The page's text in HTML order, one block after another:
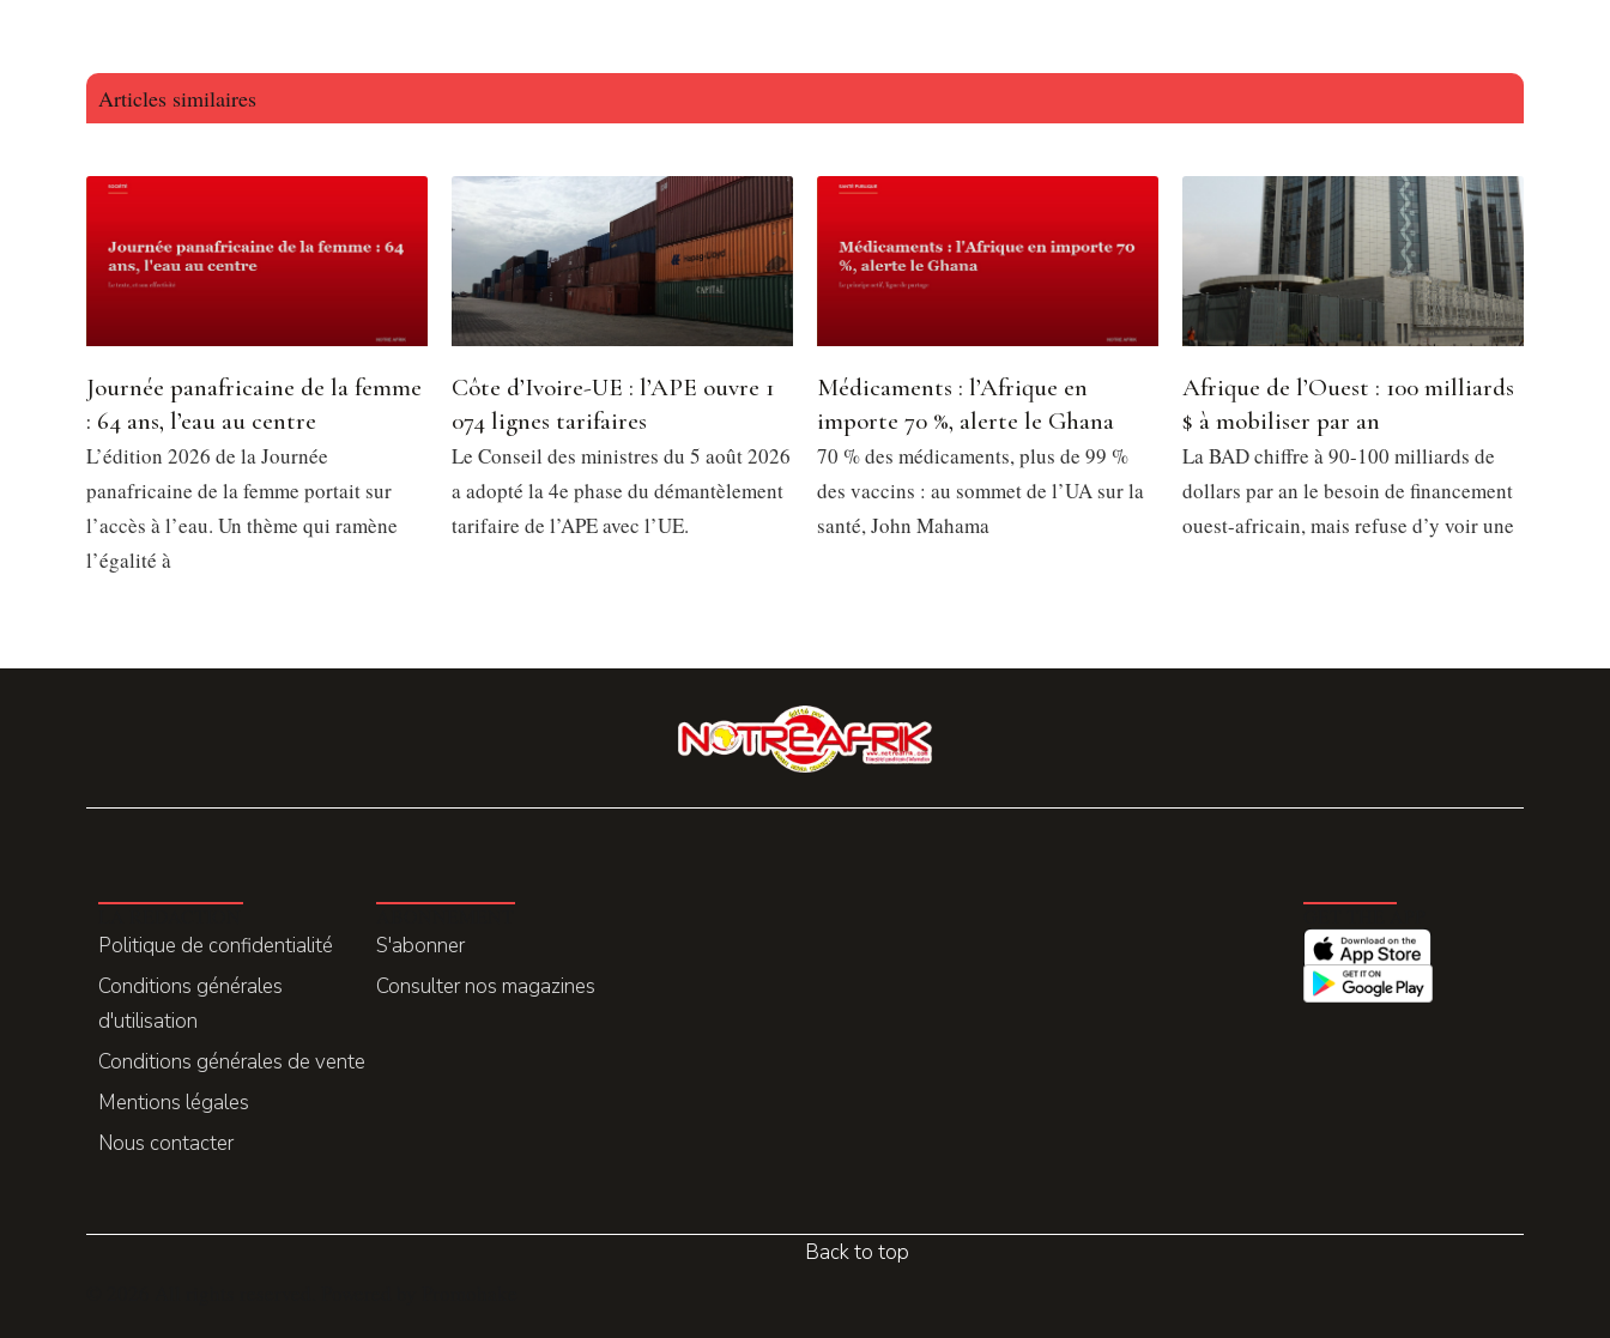
Articles similaires
Journée panafricaine de la femme
: 64 ans, l’eau au centre
L’édition 2026 de la Journée
panafricaine de la femme portait sur
l’accès à l’eau. Un thème qui ramène
l’égalité à
Côte d’Ivoire-UE : l’APE ouvre 1
074 lignes tarifaires
Le Conseil des ministres du 5 août 2026
a adopté la 4e phase du démantèlement
tarifaire de l’APE avec l’UE.
Médicaments : l’Afrique en
importe 70 %, alerte le Ghana
70 % des médicaments, plus de 99 %
des vaccins : au sommet de l’UA sur la
santé, John Mahama
Afrique de l’Ouest : 100 milliards
$ à mobiliser par an
La BAD chiffre à 90-100 milliards de
dollars par an le besoin de financement
ouest-africain, mais refuse d’y voir une
Politique de confidentialité
Conditions générales
d'utilisation
Conditions générales de vente
Mentions légales
Nous contacter
S'abonner
Consulter nos magazines
Back to top